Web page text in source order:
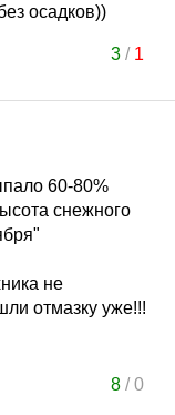
осадков))
3/ 1
60-80%
снежного
не
отмазку уже!!!
8/0